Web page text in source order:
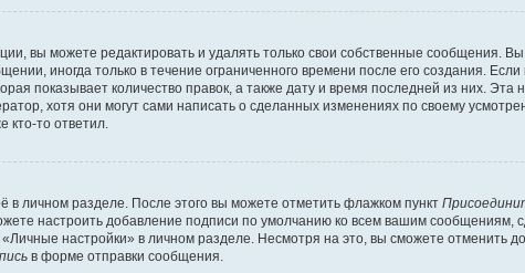
вы можете редактировать и удалять только свои собственные сообщения.
иногда только в течение ограниченного времени после его создания. Если
показывает количество правок, а также дату и время последней из них. Эта
хотя они могут сами написать о сделанных изменениях по своему
кто-то ответил.
личном разделе. После этого вы можете отметить флажком пункт
настроить добавление подписи по умолчанию ко всем вашим сообщениям,
настройки» в личном разделе. Несмотря на это, вы сможете отменить
в форме отправки сообщения.